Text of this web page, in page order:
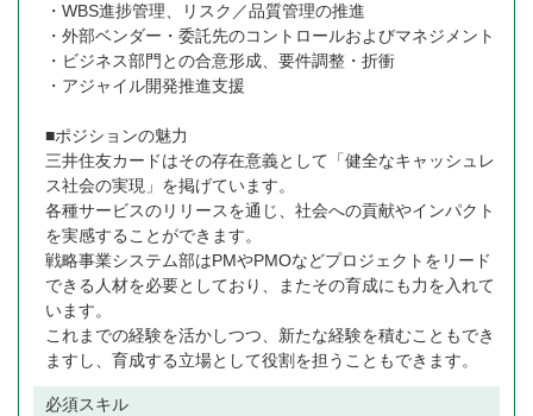
・WBS進捗管理、リスク／品質管理の推進
・外部ベンダー・委託先のコントロールおよびマネジメント
・ビジネス部門との合意形成、要件調整・折衝
・アジャイル開発推進支援
■ポジションの魅力
三井住友カードはその存在意義として「健全なキャッシュレ
ス社会の実現」を掲げています。
各種サービスのリリースを通じ、社会への貢献やインパクト
を実感することができます。
戦略事業システム部はPMやPMOなどプロジェクトをリード
できる人材を必要としており、またその育成にも力を入れて
います。
これまでの経験を活かしつつ、新たな経験を積むこともでき
ますし、育成する立場として役割を担うこともできます。
必須スキル